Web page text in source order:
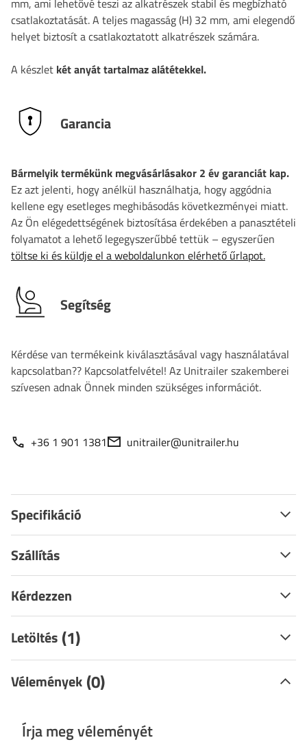
csatlakoztatását. A teljes magasság (H) 32 mm, ami elegendő
helyet biztosít a csatlakoztatott alkatrészek számára.
A készlet két anyát tartalmaz alátétekkel.
Garancia
Bármelyik termékünk megvásárlásakor 2 év garanciát kap.
Ez azt jelenti, hogy anélkül használhatja, hogy aggódnia
kellene egy esetleges meghibásodás következményei miatt.
Az Ön elégedettségének biztosítása érdekében a panasztételi
folyamatot a lehető legegyszerűbbé tettük – egyszerűen
töltse ki és küldje el a weboldalunkon elérhető űrlapot.
Segítség
Kérdése van termékeink kiválasztásával vagy használatával
kapcsolatban?? Kapcsolatfelvétel! Az Unitrailer szakemberei
szívesen adnak Önnek minden szükséges információt.
+36 1 901 1381 unitrailer@unitrailer.hu
Specifikáció
Szállítás
Kérdezzen
Letöltés (1)
Vélemények (0)
Írja meg véleményét